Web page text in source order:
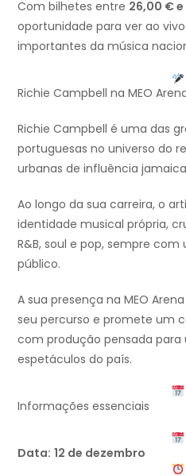
Com bilhetes entre 26,00 €
oportunidade para ver ao
importantes da música
Richie Campbell na MEO
Richie Campbell é uma das
portuguesas no universo do
urbanas de influência
Ao longo da sua carreira, o
identidade musical própria,
R&B, soul e pop, sempre
público.
A sua presença na MEO
seu percurso e promete um
com produção pensada para
espetáculos do país.
Informações essenciais
Data: 12 de dezembro